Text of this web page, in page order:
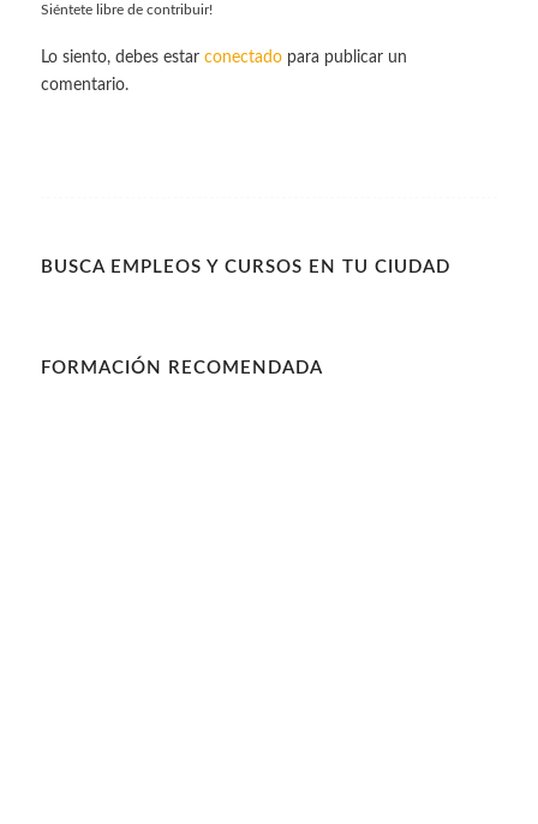
Siéntete libre de contribuir!
Lo siento, debes estar conectadopara publicar un
comentario.
BUSCA EMPLEOS Y CURSOS EN TU CIUDAD
FORMACIÓN RECOMENDADA